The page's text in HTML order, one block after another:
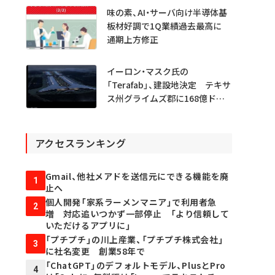
味の素、AI・サーバ向け半導体基
板材好調で1Q業績過去最高に
通期上方修正
イーロン・マスク氏の
「Terafab」、建設地決定 テキサ
ス州グライムズ郡に168億ドル
アクセスランキング
1
Gmail、他社メアドを送信元にできる機能を廃
止へ
2
個人開発「家系ラーメンマニア」で利用者急
増 対応追いつかず一部停止 「より信頼して
いただけるアプリに」
3
「プチプチ」の川上産業、「プチプチ株式会社」
に社名変更 創業58年で
4
「ChatGPT」のデフォルトモデル、PlusとPro